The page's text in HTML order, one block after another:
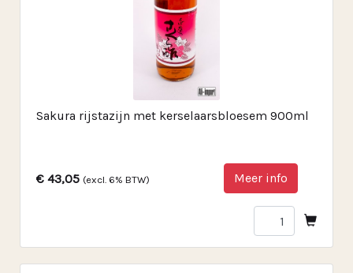
Sakura rijstazijn met kerselaarsbloesem 900ml
€ 43,05 (excl. 6% BTW) Meer info